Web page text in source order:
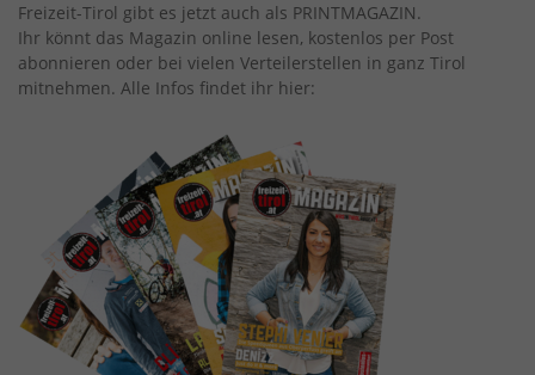
Freizeit-Tirol gibt es jetzt auch als PRINTMAGAZIN.
Ihr könnt das Magazin online lesen, kostenlos per Post
abonnieren oder bei vielen Verteilerstellen in ganz Tirol
mitnehmen. Alle Infos findet ihr hier: